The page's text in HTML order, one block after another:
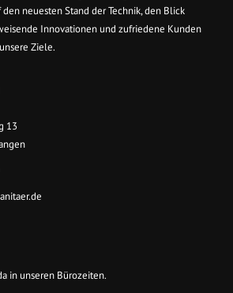
neuesten Stand der Technik, den Blick
Innovationen und zufriedene Kunden
Ziele.
13
in unseren Bürozeiten.